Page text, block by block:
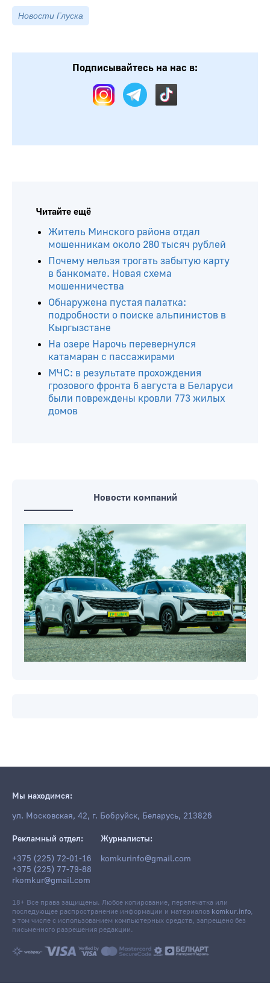
Новости Глуска
Подписывайтесь на нас в:
Читайте ещё
Житель Минского района отдал
мошенникам около 280 тысяч рублей
Почему нельзя трогать забытую карту
в банкомате. Новая схема
мошенничества
Обнаружена пустая палатка:
подробности о поиске альпинистов в
Кыргызстане
Новости компаний
Мы находимся:
ул. Московская, 42, г. Бобруйск, Беларусь, 213826
Рекламный отдел:
+375 (225) 77-79-88
Журналисты:
18+ Все права защищены. Любое копирование, перепечатка или